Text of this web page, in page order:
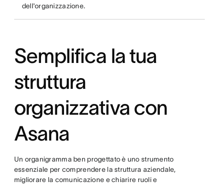
dell'organizzazione.
Semplifica la tua
struttura
organizzativa con
Asana
Un organigramma ben progettato è uno strumento
essenziale per comprendere la struttura aziendale,
migliorare la comunicazione e chiarire ruoli e